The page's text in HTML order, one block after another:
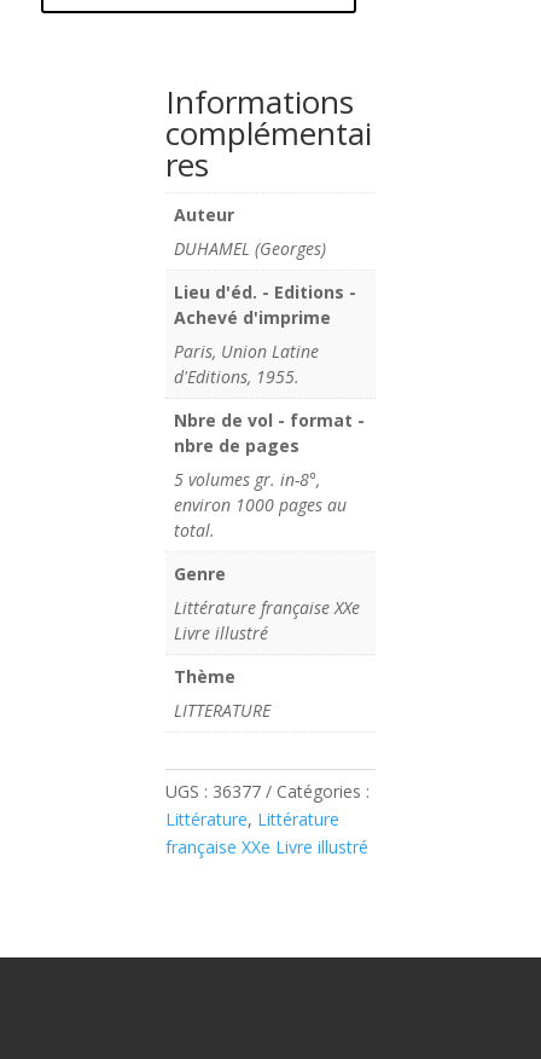
Informations
complémentai
res
Auteur
DUHAMEL (Georges)
Lieu d'éd. - Editions -
Achevé d'imprime
Paris, Union Latine
d'Editions, 1955.
Nbre de vol - format -
nbre de pages
5 volumes gr. in-8°,
environ 1000 pages au
total.
Genre
Littérature française XXe
Livre illustré
Thème
LITTERATURE
UGS : 36377
Catégories :
Littérature, Littérature
française XXe Livre illustré